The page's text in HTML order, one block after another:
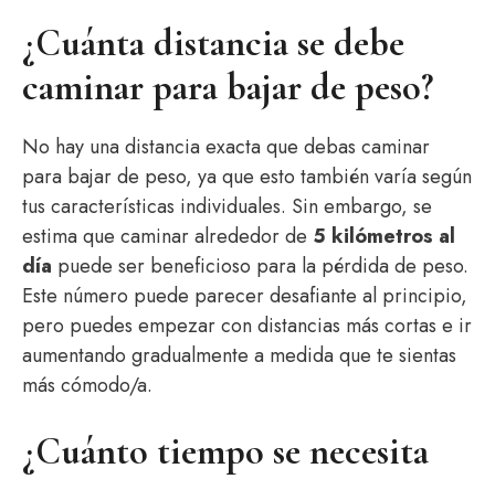
¿Cuánta distancia se debe
caminar para bajar de peso?
No hay una distancia exacta que debas caminar
para bajar de peso, ya que esto también varía según
tus características individuales. Sin embargo, se
estima que caminar alrededor de 5 kilómetros al
día puede ser beneficioso para la pérdida de peso.
Este número puede parecer desafiante al principio,
pero puedes empezar con distancias más cortas e ir
aumentando gradualmente a medida que te sientas
más cómodo/a.
¿Cuánto tiempo se necesita